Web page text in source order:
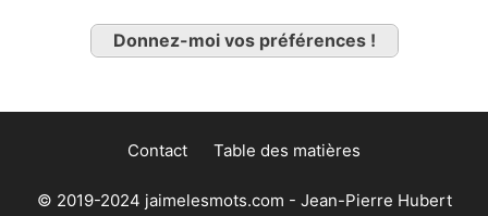
Donnez-moi vos préférences !
Contact Table des matières
© 2019-2024 jaimelesmots.com - Jean-Pierre Hubert